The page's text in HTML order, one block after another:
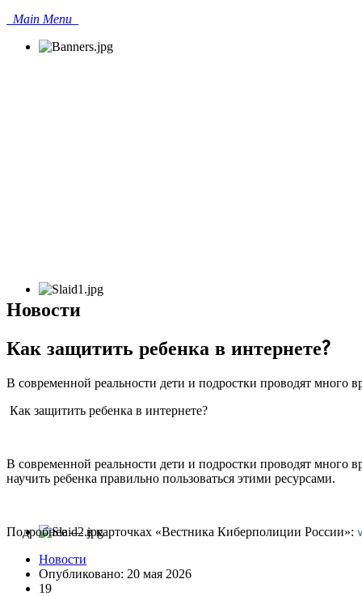
Main Menu
Новости
Как защитить ребенка в интернете?
В современной реальности дети и подростки проводят много
Как защитить ребенка в интернете?
В современной реальности дети и подростки проводят много
научить ребенка правильно пользоваться этими ресурсами.
Подробнее — в карточках «Вестника Киберполиции России»:
Новости
Опубликовано: 20 мая 2026
19